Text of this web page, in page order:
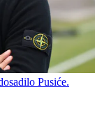
Pusiće.